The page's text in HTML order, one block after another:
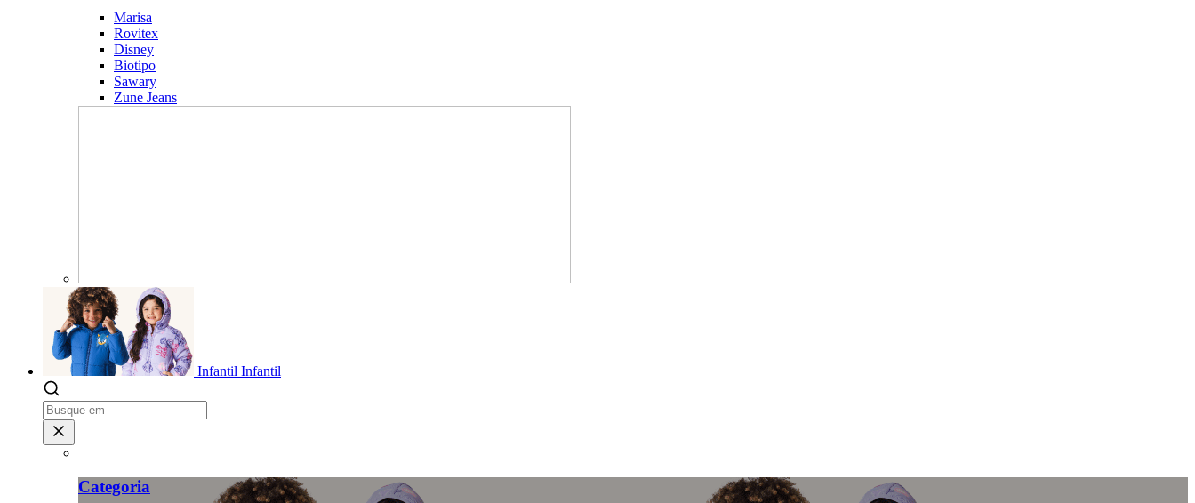
Marisa
Rovitex
Disney
Biotipo
Sawary
Zune Jeans
Infantil Infantil
Categoria